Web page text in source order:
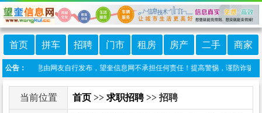
首页 拼车 招聘 门市 租房 房产 二手 商家
公告：
栏目信息由网友自行发布，望奎信息网不承担任何责任！提高警惕，谨防诈骗！
当前位置 首页 >> 求职招聘>> 招聘